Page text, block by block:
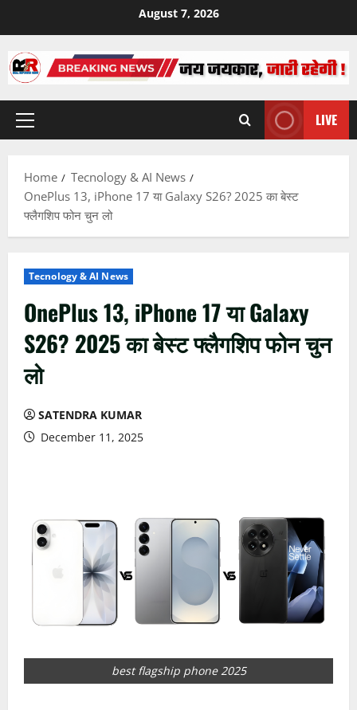
content
August 7, 2026
Primary
LIVE
Home
Tecnology & AI News
OnePlus 13, iPhone 17 या Galaxy S26? 2025 का बेस्ट
फ्लैगशिप फोन चुन लो
Tecnology & AI News
OnePlus 13, iPhone 17 या Galaxy
S26? 2025 का बेस्ट फ्लैगशिप फोन चुन
लो
SATENDRA KUMAR
December 11, 2025
best flagship phone 2025